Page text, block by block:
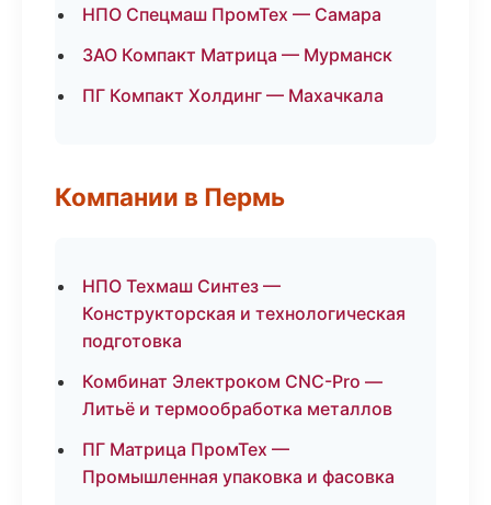
НПО Спецмаш ПромТех — Самара
ЗАО Компакт Матрица — Мурманск
ПГ Компакт Холдинг — Махачкала
Компании в Пермь
НПО Техмаш Синтез —
Конструкторская и технологическая
подготовка
Комбинат Электроком CNC-Pro —
Литьё и термообработка металлов
ПГ Матрица ПромТех —
Промышленная упаковка и фасовка